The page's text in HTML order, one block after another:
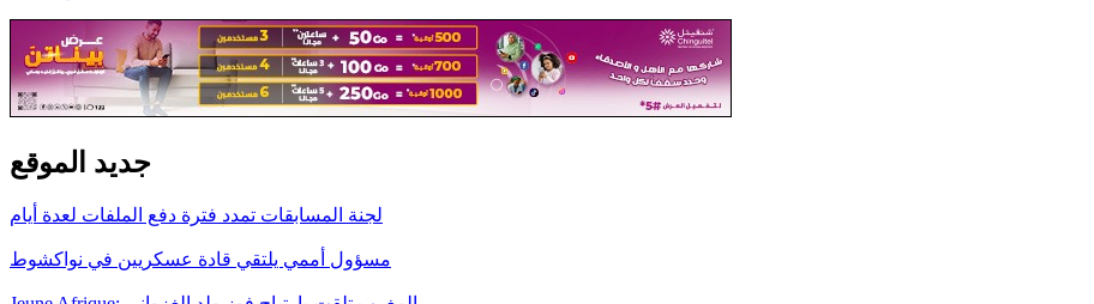
جديد الموقع
لجنة المسابقات تمدد فترة دفع الملفات لعدة أيام
مسؤول أممي يلتقي قادة عسكريين في نواكشوط